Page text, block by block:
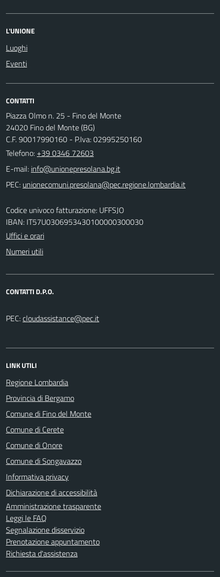
L'UNIONE
Luoghi
Eventi
CONTATTI
Piazza Olmo n. 25 - Fino del Monte
24020 Fino del Monte (BG)
C.F. 90017990160 - P.Iva: 02995250160
Telefono: +39 0346 72603
E-mail:
PEC:
Codice univoco fatturazione: UFFSJO
IBAN: IT57U0306953430100000300030
Uffici e orari
Numeri utili
CONTATTI D.P.O.
PEC:
LINK UTILI
Regione Lombardia
Provincia di Bergamo
Comune di Fino del Monte
Comune di Cerete
Comune di Onore
Comune di Songavazzo
Informativa privacy
Dichiarazione di accessibilità
Amministrazione trasparente
Leggi le FAQ
Segnalazione disservizio
Prenotazione appuntamento
Richiesta d'assistenza